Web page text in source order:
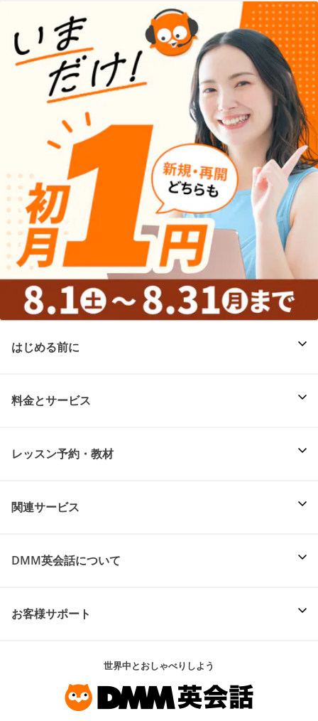
はじめる前に
料金とサービス
レッスン予約・教材
関連サービス
DMM英会話について
お客様サポート
世界中とおしゃべりしよう